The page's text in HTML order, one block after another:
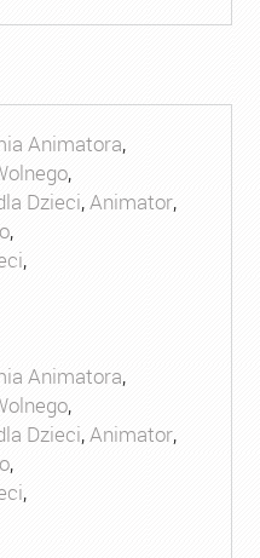
Animatora,
,
Dzieci,Animator,
,
,
Animatora,
,
Dzieci,Animator,
,
,